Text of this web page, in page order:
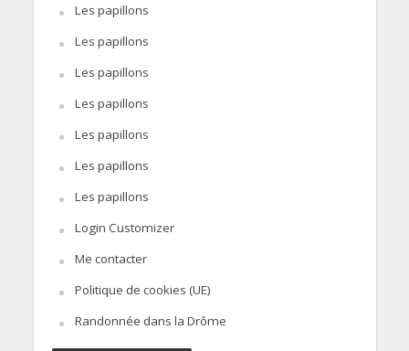
Les papillons
Les papillons
Les papillons
Les papillons
Les papillons
Les papillons
Les papillons
Login Customizer
Me contacter
Politique de cookies (UE)
Randonnée dans la Drôme